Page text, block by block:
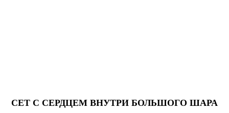
СЕТ С СЕРДЦЕМ ВНУТРИ БОЛЬШОГО ШАРА